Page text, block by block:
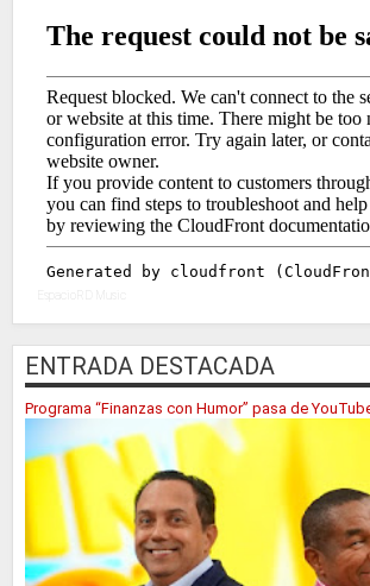
EspacioRD Music
ENTRADA DESTACADA
Programa “Finanzas con Humor” pasa de